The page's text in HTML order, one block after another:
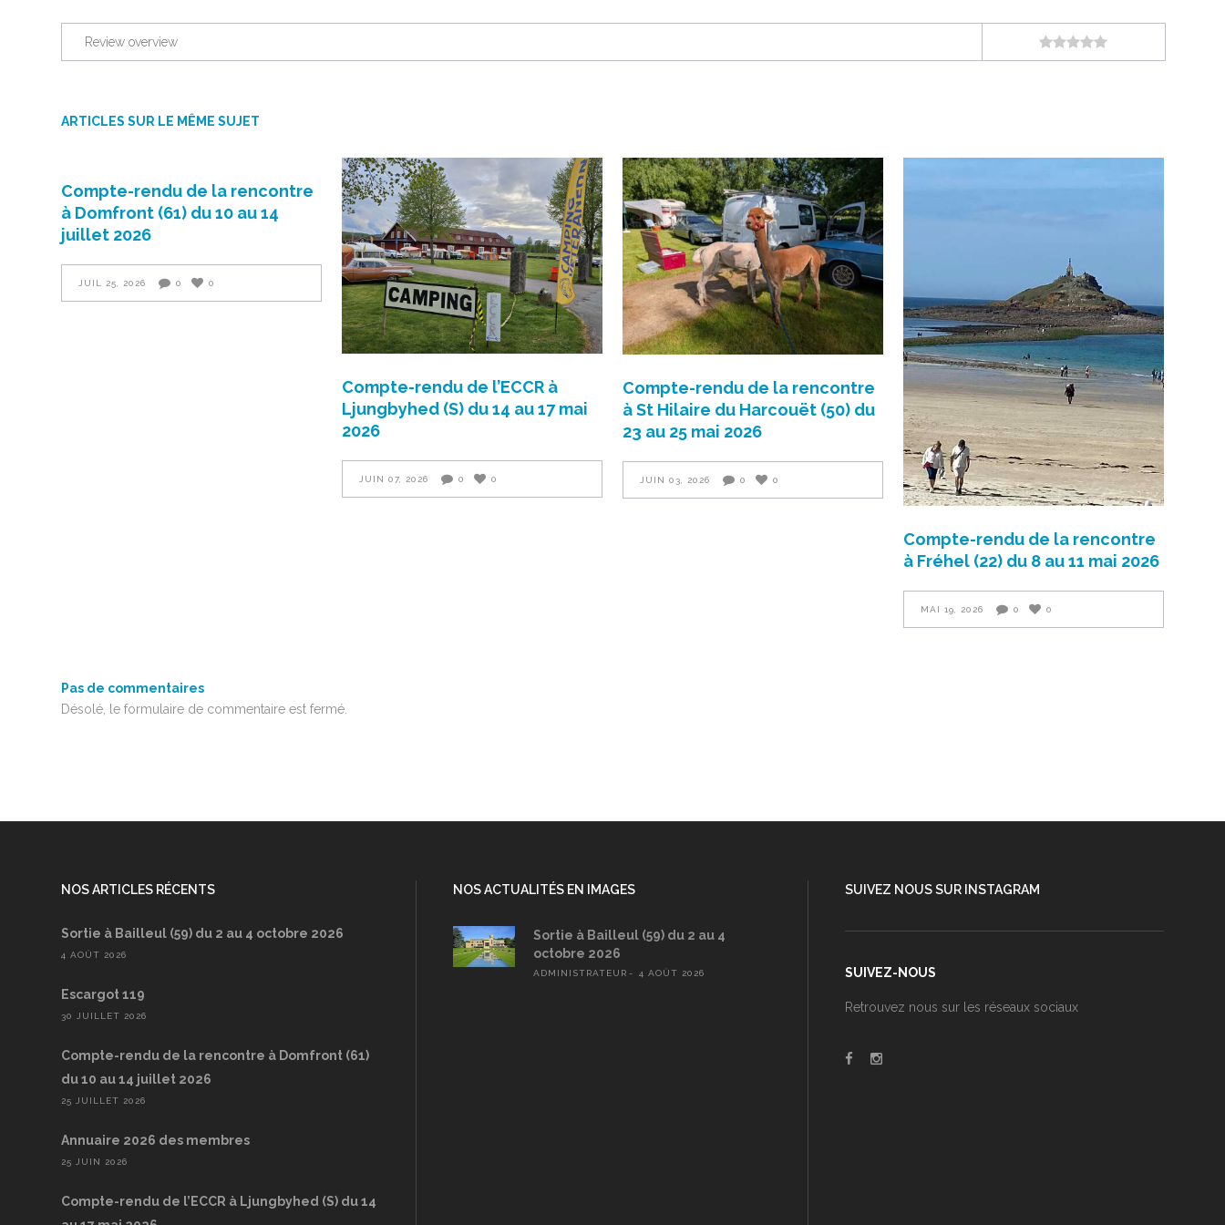
Review overview
ARTICLES SUR LE MÊME SUJET
Compte-rendu de la rencontre
à Domfront (61) du 10 au 14
juillet 2026
JUIL 25, 2026 0 0
Compte-rendu de l’ECCR à
Ljungbyhed (S) du 14 au 17 mai
2026
JUIN 07, 2026 0 0
Compte-rendu de la rencontre
à St Hilaire du Harcouët (50) du
23 au 25 mai 2026
JUIN 03, 2026 0 0
Compte-rendu de la rencontre
à Fréhel (22) du 8 au 11 mai 2026
MAI 19, 2026 0 0
Pas de commentaires
Désolé, le formulaire de commentaire est fermé.
NOS ARTICLES RÉCENTS
Sortie à Bailleul (59) du 2 au 4 octobre 2026
4 AOÛT 2026
Escargot 119
30 JUILLET 2026
Compte-rendu de la rencontre à Domfront (61)
du 10 au 14 juillet 2026
25 JUILLET 2026
Annuaire 2026 des membres
25 JUIN 2026
Compte-rendu de l’ECCR à Ljungbyhed (S) du 14
NOS ACTUALITÉS EN IMAGES
Sortie à Bailleul (59) du 2 au 4
octobre 2026
ADMINISTRATEUR 4 AOÛT 2026
SUIVEZ NOUS SUR INSTAGRAM
SUIVEZ-NOUS
Retrouvez nous sur les réseaux sociaux